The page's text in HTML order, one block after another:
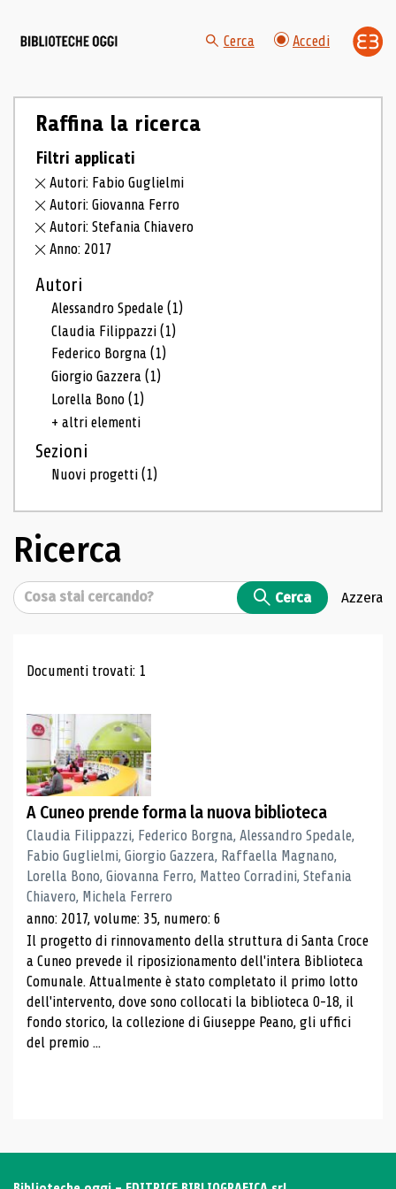
Cerca Accedi
Raffina la ricerca
Filtri applicati
Autori: Fabio Guglielmi
Autori: Giovanna Ferro
Autori: Stefania Chiavero
Anno: 2017
Autori
Alessandro Spedale(1)
Claudia Filippazzi(1)
Federico Borgna(1)
Giorgio Gazzera(1)
Lorella Bono(1)
+ altri elementi
Sezioni
Nuovi progetti(1)
Ricerca
Cerca Cerca Azzera
Risultati di ricerca
Documenti trovati: 1
A Cuneo prende forma la nuova biblioteca
Claudia Filippazzi, Federico Borgna, Alessandro Spedale,
Fabio Guglielmi, Giorgio Gazzera, Raffaella Magnano,
Lorella Bono, Giovanna Ferro, Matteo Corradini, Stefania
Chiavero, Michela Ferrero
anno: 2017, volume: 35, numero: 6
Il progetto di rinnovamento della struttura di Santa Croce
a Cuneo prevede il riposizionamento dell'intera Biblioteca
Comunale. Attualmente è stato completato il primo lotto
dell'intervento, dove sono collocati la biblioteca 0-18, il
fondo storico, la collezione di Giuseppe Peano, gli uffici
del premio ...